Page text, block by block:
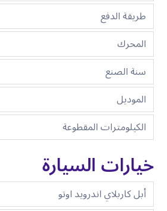
طريقة الدفع
المحرك
سنة الصنع
الموديل
الكيلومترات المقطوعة
خيارات السيارة
أبل كاربلاي اندرويد اوتو